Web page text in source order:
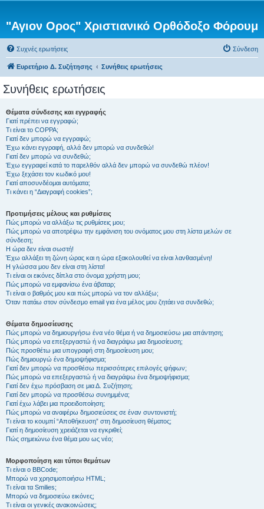
"Αγιον Ορος" Χριστιανικό Ορθόδοξο Φόρουμ
Συχνές ερωτήσεις Σύνδεση
Ευρετήριο Δ. Συζήτησης Συνήθεις ερωτήσεις
Συνήθεις ερωτήσεις
Θέματα σύνδεσης και εγγραφής
Γιατί πρέπει να εγγραφώ;
Τι είναι το COPPA;
Γιατί δεν μπορώ να εγγραφώ;
Έχω κάνει εγγραφή, αλλά δεν μπορώ να συνδεθώ!
Γιατί δεν μπορώ να συνδεθώ;
Έχω εγγραφεί κατά το παρελθόν αλλά δεν μπορώ να συνδεθώ πλέον!
Έχω ξεχάσει τον κωδικό μου!
Γιατί αποσυνδέομαι αυτόματα;
Τι κάνει η “Διαγραφή cookies”;
Προτιμήσεις μέλους και ρυθμίσεις
Πώς μπορώ να αλλάξω τις ρυθμίσεις μου;
Πώς μπορώ να αποτρέψω την εμφάνιση του ονόματος μου στη λίστα μελών σε
σύνδεση;
Η ώρα δεν είναι σωστή!
Έχω αλλάξει τη ζώνη ώρας και η ώρα εξακολουθεί να είναι λανθασμένη!
Η γλώσσα μου δεν είναι στη λίστα!
Τι είναι οι εικόνες δίπλα στο όνομα χρήστη μου;
Πώς μπορώ να εμφανίσω ένα άβαταρ;
Τι είναι ο βαθμός μου και πώς μπορώ να τον αλλάξω;
Όταν πατάω στον σύνδεσμο email για ένα μέλος μου ζητάει να συνδεθώ;
Θέματα δημοσίευσης
Πώς μπορώ να δημιουργήσω ένα νέο θέμα ή να δημοσιεύσω μια απάντηση;
Πώς μπορώ να επεξεργαστώ ή να διαγράψω μια δημοσίευση;
Πώς προσθέτω μια υπογραφή στη δημοσίευση μου;
Πώς δημιουργώ ένα δημοψήφισμα;
Γιατί δεν μπορώ να προσθέσω περισσότερες επιλογές ψήφων;
Πώς μπορώ να επεξεργαστώ ή να διαγράψω ένα δημοψήφισμα;
Γιατί δεν έχω πρόσβαση σε μια Δ. Συζήτηση;
Γιατί δεν μπορώ να προσθέσω συνημμένα;
Γιατί έχω λάβει μια προειδοποίηση;
Πώς μπορώ να αναφέρω δημοσιεύσεις σε έναν συντονιστή;
Τι είναι το κουμπί “Αποθήκευση” στη δημοσίευση θέματος;
Γιατί η δημοσίευση χρειάζεται να εγκριθεί;
Πώς σημειώνω ένα θέμα μου ως νέο;
Μορφοποίηση και τύποι θεμάτων
Τι είναι ο BBCode;
Μπορώ να χρησιμοποιήσω HTML;
Τι είναι τα Smilies;
Μπορώ να δημοσιεύω εικόνες;
Τι είναι οι γενικές ανακοινώσεις;